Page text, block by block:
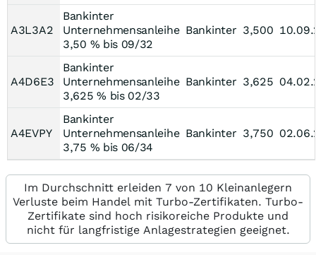
A3L3A2
Bankinter
Unternehmensanleihe
3,50 % bis 09/32
Bankinter 3,500
A4D6E3
Bankinter
Unternehmensanleihe
3,625 % bis 02/33
Bankinter 3,625
A4EVPY
Bankinter
Unternehmensanleihe
3,75 % bis 06/34
Bankinter 3,750
Im Durchschnitt erleiden 7 von 10 Kleinanlegern
Verluste beim Handel mit Turbo-Zertifikaten. Turbo-
Zertifikate sind hoch risikoreiche Produkte und
nicht für langfristige Anlagestrategien geeignet.